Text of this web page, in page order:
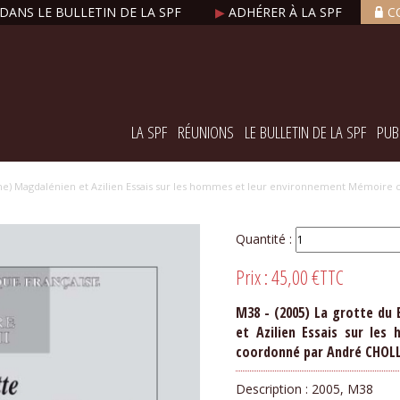
LE BULLETIN DE LA SPF ▶ ADHÉRER À LA SPF
LA SPF RÉUNIONS LE BULLETIN DE LA SPF
Magdalénien et Azilien Essais sur les hommes et leur environnement
Quantité :
Prix :45,00 €TTC
M38 - (2005) La grotte du
et Azilien Essais sur les
coordonné par André
Description : 2005, M38